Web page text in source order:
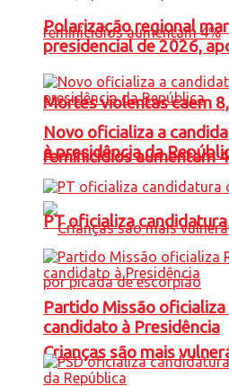
Mortes violentas caem
feminicídios aumentam
Crianças são mais
Polarização regional
presidencial de 2026,
Novo oficializa a
à presidência da
PT oficializa
Partido Missão oficializa
candidato à Presidência